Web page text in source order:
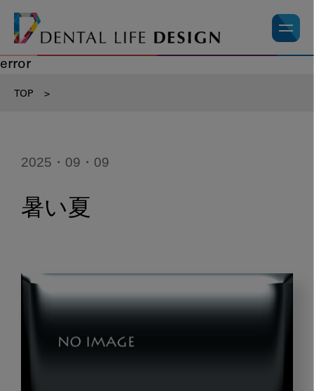
error
TOP >
2025・09・09
暑い夏